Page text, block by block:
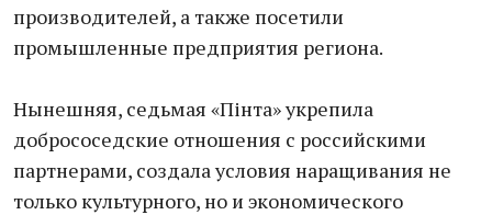
производителей, а также посетили
промышленные предприятия региона.
Нынешняя, седьмая «Пінта» укрепила
добрососедские отношения с российскими
партнерами, создала условия наращивания не
только культурного, но и экономического